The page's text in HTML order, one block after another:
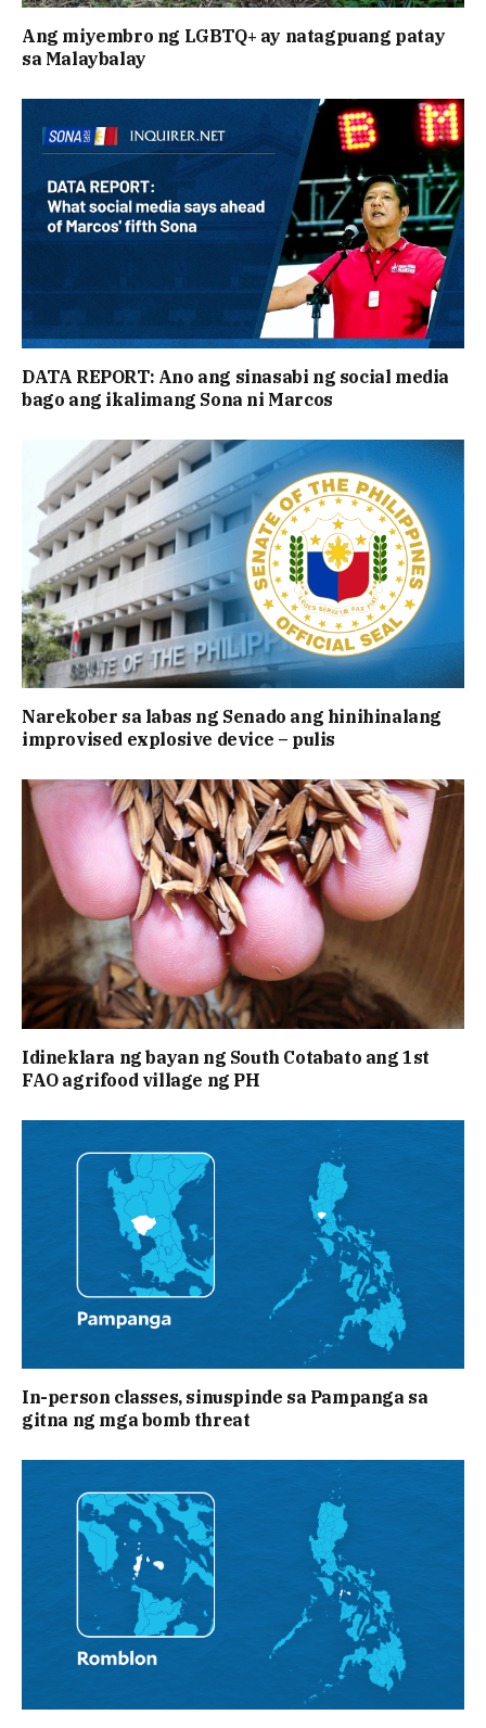
Ang miyembro ng LGBTQ+ ay natagpuang patay
sa Malaybalay
DATA REPORT: Ano ang sinasabi ng social media
bago ang ikalimang Sona ni Marcos
Narekober sa labas ng Senado ang hinihinalang
improvised explosive device – pulis
Idineklara ng bayan ng South Cotabato ang 1st
FAO agrifood village ng PH
In-person classes, sinuspinde sa Pampanga sa
gitna ng mga bomb threat